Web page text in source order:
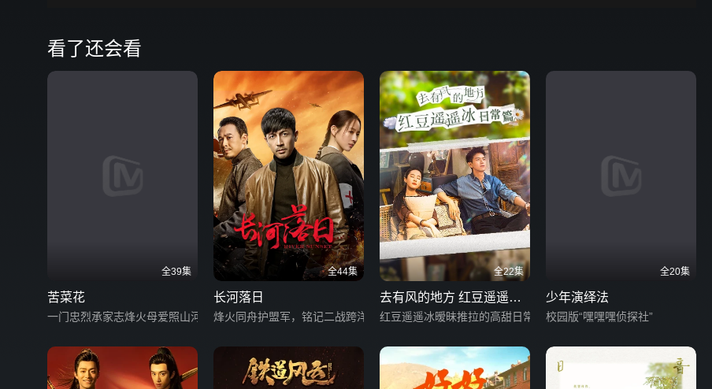
看了还会看
全39集
苦菜花
一门忠烈承家志烽火母爱照山河
全44集
长河落日
烽火同舟护盟军，铭记二战跨洋情义
全22集
去有风的地方 红豆遥遥冰
日常篇
红豆遥遥冰暧昧推拉的高甜日常
全20集
少年演绎法
校园版“嘿嘿嘿侦探社”